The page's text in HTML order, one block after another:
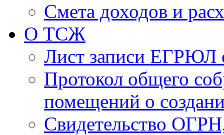
Смета доходов и
О ТСЖ
Лист записи ЕГРЮЛ
Протокол общего
помещений о
Свидетельство